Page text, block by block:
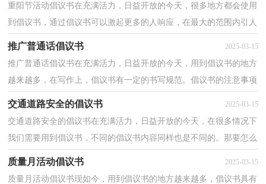
重阳节活动倡议书在充满活力，日益开放的今天，很多地方都会使用
到倡议书，通过倡议书可以激起更多的人响应，在最大的范围内引人
们起共鸣。相信很多朋友都对写倡议书感到非常苦恼吧...
推广普通话倡议书 2025-03-15
推广普通话倡议书在充满活力，日益开放的今天，用到倡议书的地方
越来越多，在写作上，倡议书有一定的书写规范。倡议书的注意事项
有许多，你确定会写吗？以下是小编整理的推广普通话倡议...
交通道路安全的倡议书 2025-03-15
交通道路安全的倡议书在充满活力，日益开放的今天，在很多情况下
我们需要用到倡议书，不同的倡议书内容同样也是不同的。那要怎么
质量月活动倡议书 2025-03-15
质量月活动倡议书现如今，用到倡议书的地方越来越多，倡议书具有